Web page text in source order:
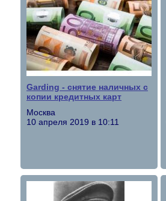
Garding - снятие наличных с
копии кредитных карт
Москва
10 апреля 2019 в 10:11